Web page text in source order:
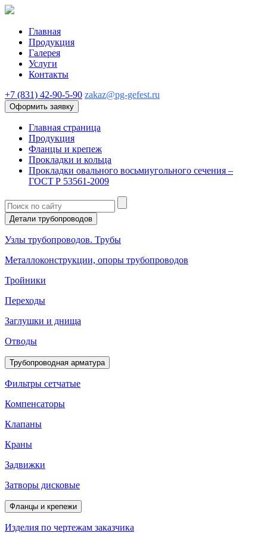
Главная
Продукция
Галерея
Услуги
Контакты
+7 (831) 42-90-5-90 zakaz@pg-gefest.ru
Оформить заявку
Главная страница
Продукция
Фланцы и крепеж
Прокладки и кольца
Прокладки овального восьмиугольного сечения –
ГОСТ Р 53561‑2009
Детали трубопроводов
Узлы трубопроводов. Трубы
Металлоконструкции, опоры трубопроводов
Тройники
Переходы
Заглушки и днища
Отводы
Трубопроводная арматура
Фильтры сетчатые
Компенсаторы
Клапаны
Краны
Задвижки
Затворы дисковые
Фланцы и крепежи
Изделия по чертежам заказчика